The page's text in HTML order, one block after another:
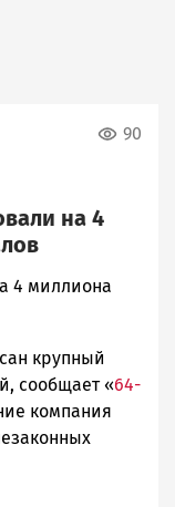
90
на 4
4 миллиона
крупный
сообщает «64-
компания